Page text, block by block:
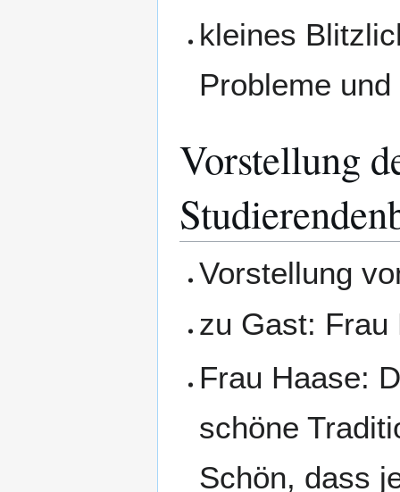
kleines
Probleme
Vorstellung
Vorstellung
zu Gast: Frau
Frau Haase:
schöne
Schön, dass